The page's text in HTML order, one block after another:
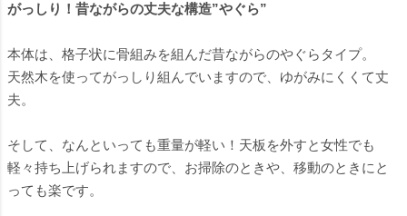
がっしり！昔ながらの丈夫な構造”やぐら”
本体は、格子状に骨組みを組んだ昔ながらのやぐらタイプ。
天然木を使ってがっしり組んでいますので、ゆがみにくくて丈
夫。
そして、なんといっても重量が軽い！天板を外すと女性でも
軽々持ち上げられますので、お掃除のときや、移動のときにと
っても楽です。